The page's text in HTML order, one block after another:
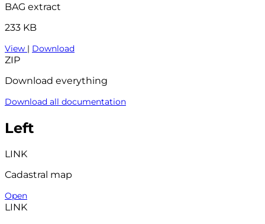
BAG extract
233 KB
View | Download
ZIP
Download everything
Download all documentation
Left
LINK
Cadastral map
Open
LINK